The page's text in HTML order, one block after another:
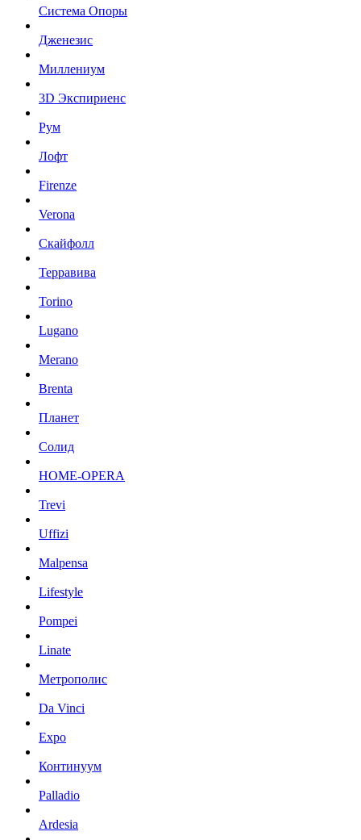
Система Опоры
Дженезис
Миллениум
3D Экспириенс
Рум
Лофт
Firenze
Verona
Скайфолл
Терравива
Torino
Lugano
Merano
Brenta
Планет
Солид
HOME-OPERA
Trevi
Uffizi
Malpensa
Lifestyle
Pompei
Linate
Метрополис
Da Vinci
Expo
Континуум
Palladio
Ardesia